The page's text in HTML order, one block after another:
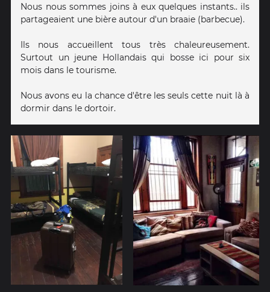
Nous nous sommes joins à eux quelques instants.. ils
partageaient une bière autour d'un braaie (barbecue).
Ils nous accueillent tous très chaleureusement.
Surtout un jeune Hollandais qui bosse ici pour six
mois dans le tourisme.
Nous avons eu la chance d'être les seuls cette nuit là à
dormir dans le dortoir.